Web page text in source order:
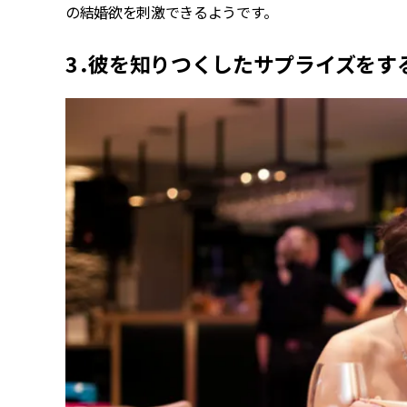
の結婚欲を刺激できるようです。
3．彼を知りつくしたサプライズをす